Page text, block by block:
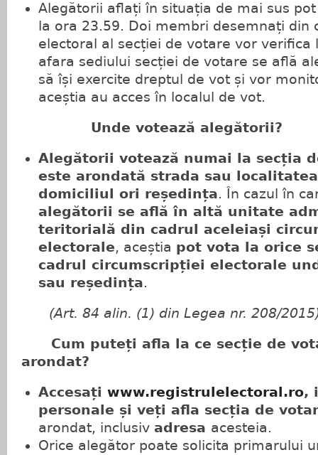
Alegătorii aflați în situația de mai sus
la ora 23.59. Doi membri desemnați din
electoral al secției de votare vor verifica
afara sediului secției de votare se află
să își exercite dreptul de vot și vor
aceștia au acces în localul de vot.
Unde votează alegătorii?
Alegătorii votează numai la secția
este arondată strada sau
domiciliul ori reședința. În cazul în
alegătorii se află în altă unitate
teritorială din cadrul aceleiași
electorale, aceștia pot vota la orice
cadrul circumscripției electorale
sau reședința.
(Art. 84 alin. (1) din Legea nr. 208/
Cum puteți afla la ce secție de
arondat?
Accesați www.registrulelectoral.ro,
personale și veți afla secția de
arondat, inclusiv adresa acesteia.
Orice alegător poate solicita primarului